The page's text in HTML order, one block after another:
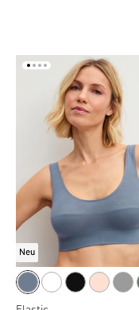
Neu